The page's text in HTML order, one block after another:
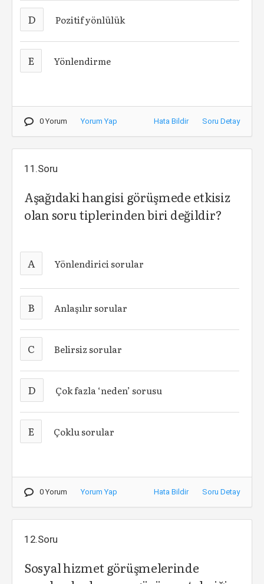
D Pozitif yönlülük
E Yönlendirme
0 Yorum Yorum Yap Hata Bildir Soru Detay
11.Soru
Aşağıdaki hangisi görüşmede etkisiz
olan soru tiplerinden biri değildir?
A Yönlendirici sorular
B Anlaşılır sorular
C Belirsiz sorular
D Çok fazla ‘neden’ sorusu
E Çoklu sorular
0 Yorum Yorum Yap Hata Bildir Soru Detay
12.Soru
Sosyal hizmet görüşmelerinde